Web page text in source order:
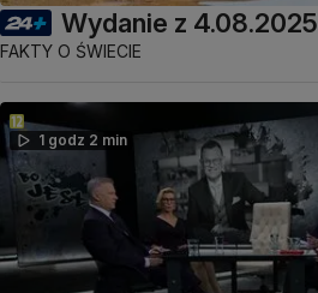
Wydanie z 4.08.2025
FAKTY O ŚWIECIE
1 godz 2 min